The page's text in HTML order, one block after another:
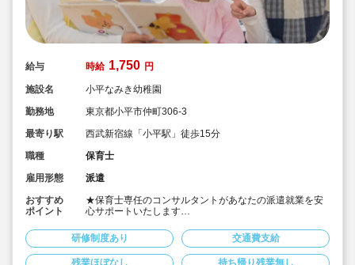
給与 時給 1,750 円
施設名
小平なみき幼稚園
勤務地
東京都小平市仲町306-3
最寄り駅
西武新宿線「小平駅」徒歩15分
職種
保育士
雇用形態
派遣
おすすめ
ポイント
★保育士専任のコンサルタントがあなたの派遣就業を安
心サポートいたします
★預かり保育の担当をお願いします
★時給1,750円、別途交通費支給！
★18時半まで勤務できる方、大歓迎♪
研修制度あり 交通費支給
残業ほぼなし 持ち帰り残業無し